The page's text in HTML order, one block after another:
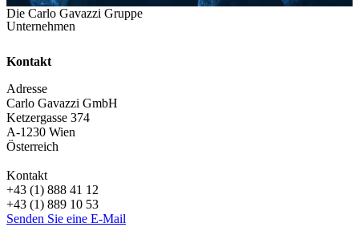
Die Carlo Gavazzi Gruppe
Unternehmen
Kontakt
Adresse
Carlo Gavazzi GmbH
Ketzergasse 374
A-1230 Wien
Österreich
Kontakt
+43 (1) 888 41 12
+43 (1) 889 10 53
Senden Sie eine E-Mail